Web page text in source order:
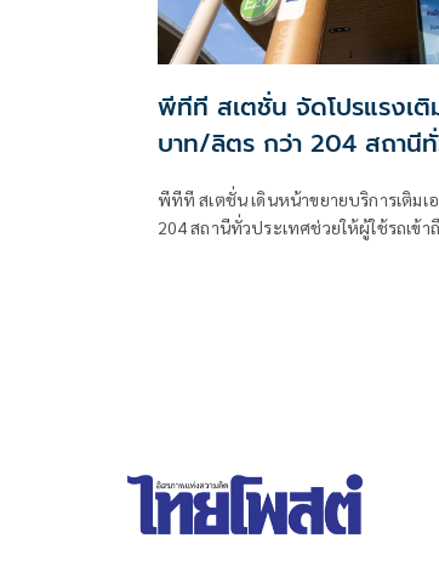
พีทีที สเตชั่น จัดโปรแรงเติ
บาท/ลิตร กว่า 204 สถานี
พีทีที สเตชั่น เดินหน้าขยายบริการเติมเอง ครอบคลุมก
204 สถานีทั่วประเทศช่วยให้ผู้ใช้รถเข้า